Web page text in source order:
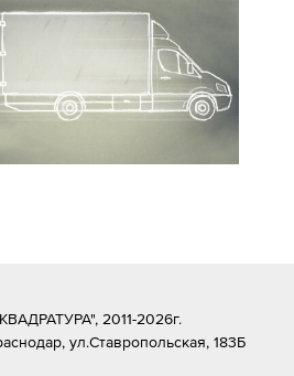
2011-2026г.
ул.Ставропольская, 183Б